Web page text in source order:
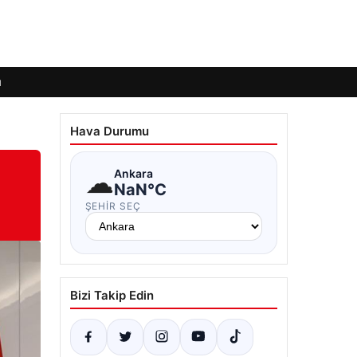
Hava Durumu
☁Ankara
NaN°C
ŞEHIR SEÇ
Bizi Takip Edin